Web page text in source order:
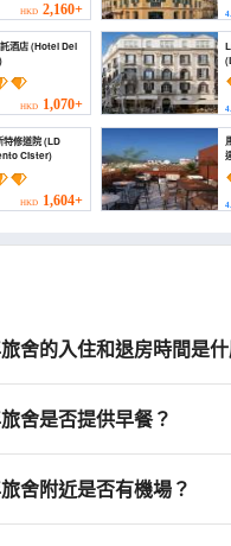
HKD 2,160+
(Hotel Del
HKD 1,070+
修道院 (LD
Cister)
HKD 1,604+
達
舍的入住和退房時間是什
舍是否提供早餐？
舍附近是否有機場？